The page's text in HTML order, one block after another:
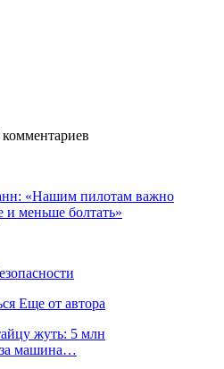
комментариев
«Нашим пилотам важно
и меньше болтать»
Еще от автора
жуть: 5 млн
за машина…